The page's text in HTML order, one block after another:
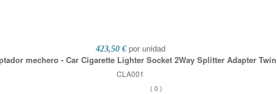
423,50 € por unidad
mechero - Car Cigarette Lighter Socket 2Way Splitter Adapter Twin
CLA001
( 0)